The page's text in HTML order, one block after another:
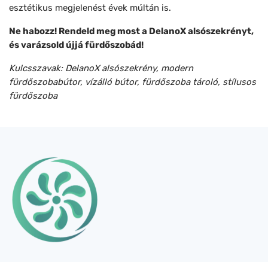
esztétikus megjelenést évek múltán is.
Ne habozz! Rendeld meg most a DelanoX alsószekrényt,
és varázsold újjá fürdőszobád!
Kulcsszavak: DelanoX alsószekrény, modern
fürdőszobabútor, vízálló bútor, fürdőszoba tároló, stílusos
fürdőszoba